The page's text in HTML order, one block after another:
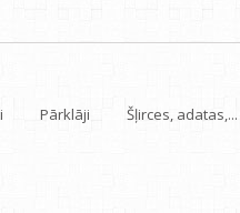
Pārklāji Šļirces, adatas,...